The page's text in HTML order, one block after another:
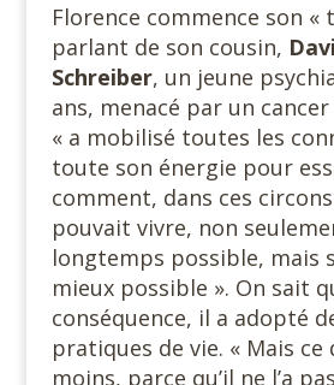
Florence commence son «
parlant de son cousin,
Schreiber, un jeune
ans, menacé par un
« a mobilisé toutes les
toute son énergie pour
comment, dans ces
pouvait vivre, non
longtemps possible, mais
mieux possible ». On sait
conséquence, il a adopté
pratiques de vie. « Mais ce
moins, parce qu’il ne l’a